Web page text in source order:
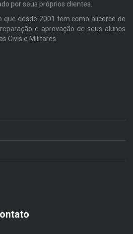
por seus próprios clientes.
que desde 2001 tem como alicerce de
e aprovação de seus alunos
Civis e Militares.